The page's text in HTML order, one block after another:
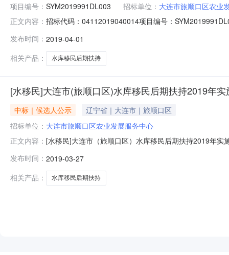
项目编号： SYM2019991DL003 招标单位： 大连市旅顺口区农业
正文内容： 招标代码：04112019040014项目编号：
理中标价工期(天）SYM2019991DL003001001大连市
发布时间： 2019-04-01
相关产品：
水库移民后期扶持
[水移民]大连市(旅顺口区)水库移民后期扶持2019年
中标｜候选人公示
辽宁省｜大连市｜旅顺口区
招标单位： 大连市旅顺口区农业发展服务中心
正文内容： [水移民]大连市（旅顺口区）水库移民后期扶持2019年
标、评标，开评标会结束后根据有关法律、法规要求，
发布时间： 2019-03-27
相关产品：
水库移民后期扶持